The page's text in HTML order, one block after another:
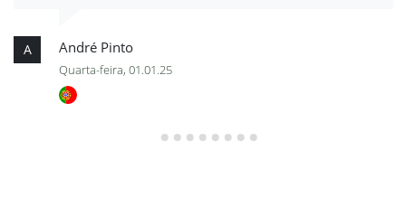
A André Pinto
Quarta-feira, 01.01.25